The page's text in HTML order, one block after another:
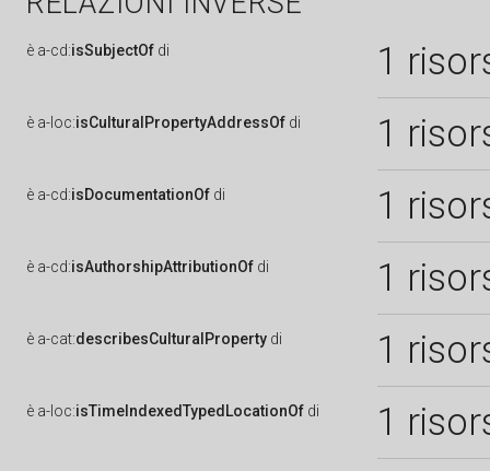
è a-cd:isSubjectOf di 1
è a-loc:isCulturalPropertyAddressOf di 1
è a-cd:isDocumentationOf di 1
è a-cd:isAuthorshipAttributionOf di 1
è a-cat:describesCulturalProperty di 1
è a-loc:isTimeIndexedTypedLocationOf di 1